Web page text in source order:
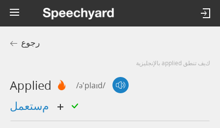
رجوع
كيف تنطق applied بالإنجليزية
Applied /ə'plaɪd/